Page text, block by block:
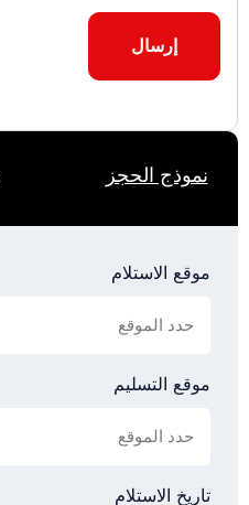
نموذج الحجز
موقع الاستلام
موقع التسليم
تاريخ الاستلام